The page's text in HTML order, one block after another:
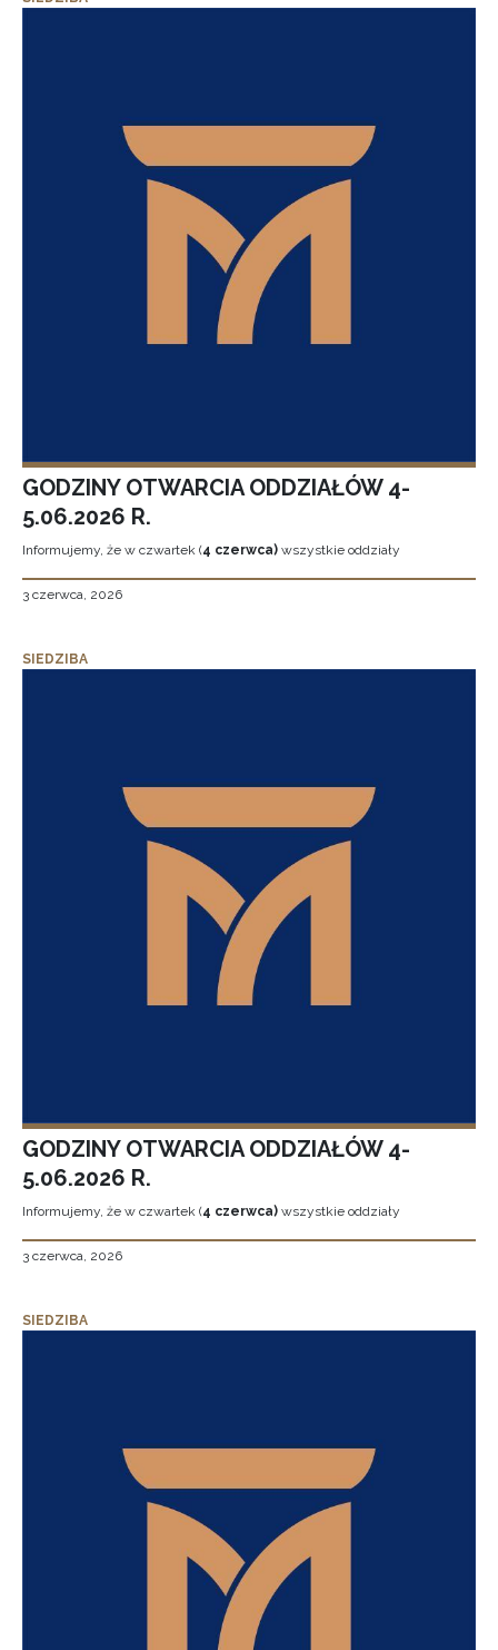
GODZINY OTWARCIA ODDZIAŁÓW 4-
5.06.2026 R.
Informujemy, że w czwartek (4 czerwca) wszystkie oddziały
3 czerwca, 2026
SIEDZIBA
GODZINY OTWARCIA ODDZIAŁÓW 4-
5.06.2026 R.
Informujemy, że w czwartek (4 czerwca) wszystkie oddziały
3 czerwca, 2026
SIEDZIBA